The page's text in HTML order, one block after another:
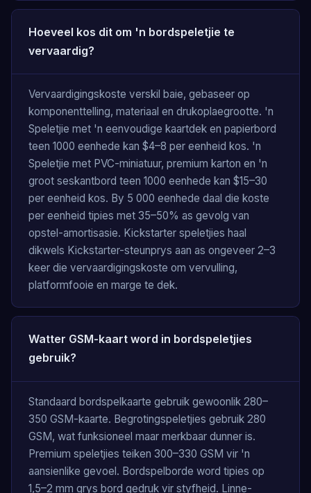
Hoeveel kos dit om 'n bordspeletjie te
vervaardig?
Vervaardigingskoste verskil baie, gebaseer op
komponenttelling, materiaal en drukoplaegrootte. 'n
Speletjie met 'n eenvoudige kaartdek en papierbord
teen 1000 eenhede kan $4–8 per eenheid kos. 'n
Speletjie met PVC-miniatuur, premium karton en 'n
groot seskantbord teen 1000 eenhede kan $15–30
per eenheid kos. By 5 000 eenhede daal die koste
per eenheid tipies met 35–50% as gevolg van
opstel-amortisasie. Kickstarter speletjies haal
dikwels Kickstarter-steunprys aan as ongeveer 2–3
keer die vervaardigingskoste om vervulling,
platformfooie en marge te dek.
Watter GSM-kaart word in bordspeletjies
gebruik?
Standaard bordspelkaarte gebruik gewoonlik 280–
350 GSM-kaarte. Begrotingspeletjies gebruik 280
GSM, wat funksioneel maar merkbaar dunner is.
Premium speletjies teiken 300–330 GSM vir 'n
aansienlike gevoel. Bordspelborde word tipies op
1,5–2 mm grys bord gedruk vir styfheid. Linne-